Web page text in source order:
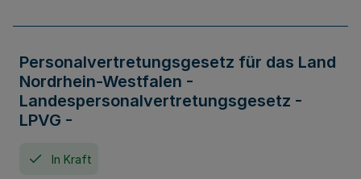
Personalvertretungsgesetz für das Land
Nordrhein-Westfalen -
Landespersonalvertretungsgesetz -
LPVG -
In Kraft